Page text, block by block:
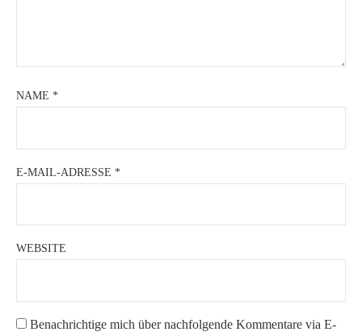
NAME *
E-MAIL-ADRESSE *
WEBSITE
Benachrichtige mich über nachfolgende Kommentare via E-